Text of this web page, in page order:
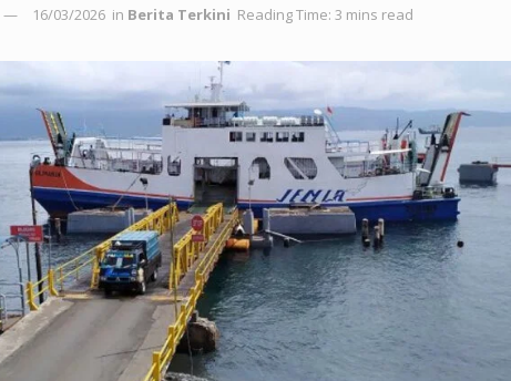
16/03/2026 in Berita Terkini Reading Time: 3 mins read